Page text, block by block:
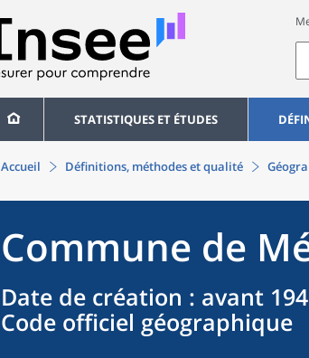
STATISTIQUES ET ÉTUDES
Accueil Définitions, méthodes et qualité
Commune de
Date de création : avant
Code officiel géographique